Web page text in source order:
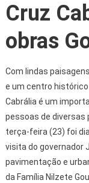
Cruz
obras
Com lindas
e um centro histórico
Cabrália é um
pessoas de diversas
terça-feira (23) foi
visita do governador
pavimentação e
da Família Nilzete